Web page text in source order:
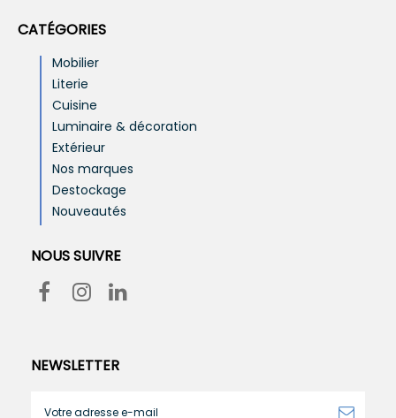
CATÉGORIES
Mobilier
Literie
Cuisine
Luminaire & décoration
Extérieur
Nos marques
Destockage
Nouveautés
NOUS SUIVRE
NEWSLETTER